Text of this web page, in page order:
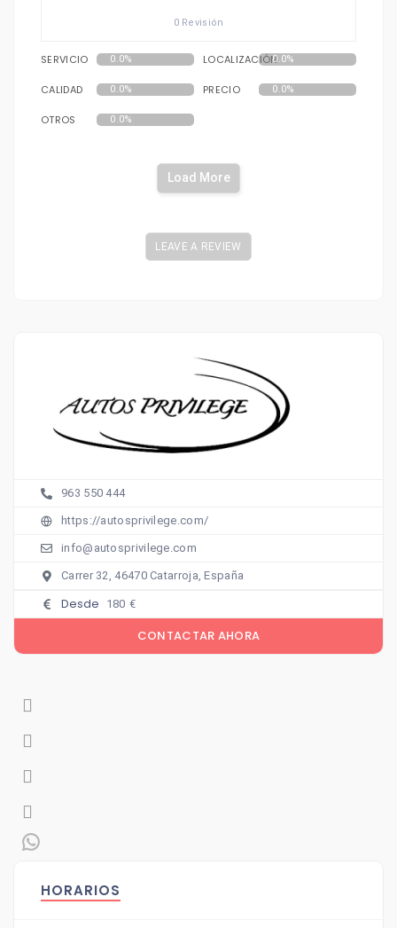
0 Revisión
SERVICIO 0.0% LOCALIZACIÓN0.0%
CALIDAD 0.0% PRECIO 0.0%
OTROS 0.0%
Load More
LEAVE A REVIEW
963 550 444
https://autosprivilege.com/
info@autosprivilege.com
Carrer 32, 46470 Catarroja, España
Desde 180 €
HORARIOS